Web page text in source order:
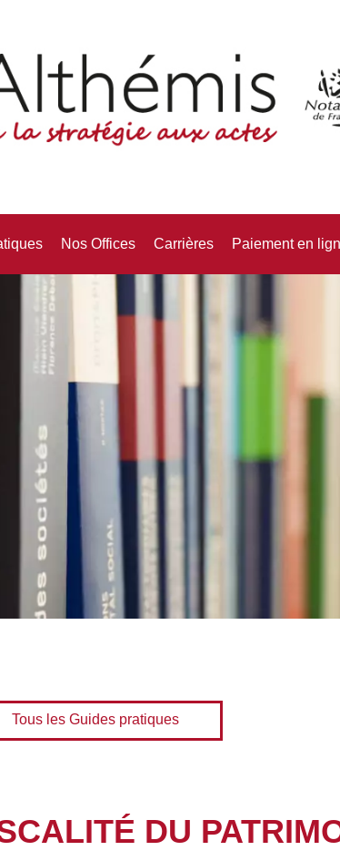
Nos Offices Carrières Paiement en
Tous les Guides pratiques
DU